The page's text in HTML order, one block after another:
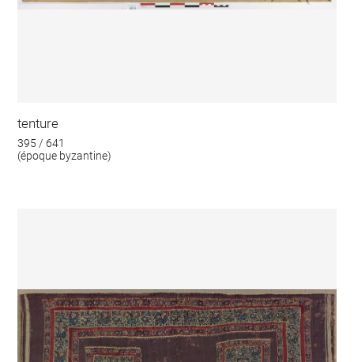
tenture
395 / 641
(époque byzantine)